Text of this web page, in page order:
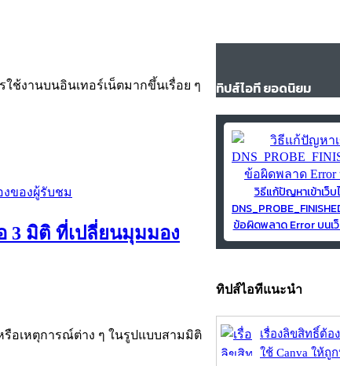
ใช้งานบนอินเทอร์เน็ตมากขึ้นเรื่อย ๆ
3 มิติ ที่เปลี่ยนมุมมอง
รือเหตุการณ์ต่าง ๆ ในรูปแบบสามมิติ
ทิปส์ไอที ยอดนิยม
วิธีแก้ปัญหาเข้าเว็บ
ข้อผิดพลาด Error บนเว็
ทิปส์ไอทีแนะนำ
เรื่องลิขสิทธิ์ต้อ
ใช้ Canva ให้ถูก